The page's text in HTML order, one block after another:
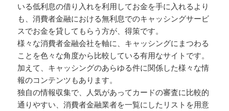
いる低利息の借り入れを利用してお金を手に入れるより
も、消費者金融における無利息でのキャッシングサービ
スでお金を貸してもらう方が、得策です。
様々な消費者金融会社を軸に、キャッシングにまつわる
ことを色々な角度から比較している有用なサイトです。
加えて、キャッシングのあらゆる件に関係した様々な情
報のコンテンツもあります。
独自の情報収集で、人気があってカードの審査に比較的
通りやすい、消費者金融業者を一覧にしたリストを用意